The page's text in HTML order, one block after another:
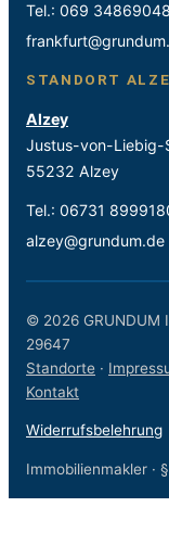
Tel.: 069
STANDORT
Alzey
Justus-von-Liebig-
55232 Alzey
Tel.: 06731
alzey@grundum.de
© 2026 GRUNDUM
29647
Standorte ·
Kontakt
Widerrufsbelehrung
Immobilienmakler ·